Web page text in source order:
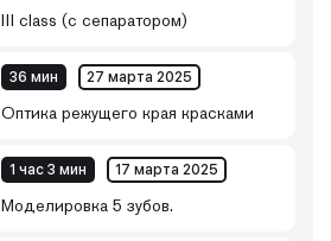
III class (с сепаратором)
36 мин 27 марта 2025
Оптика режущего края красками
1 час 3 мин 17 марта 2025
Моделировка 5 зубов.